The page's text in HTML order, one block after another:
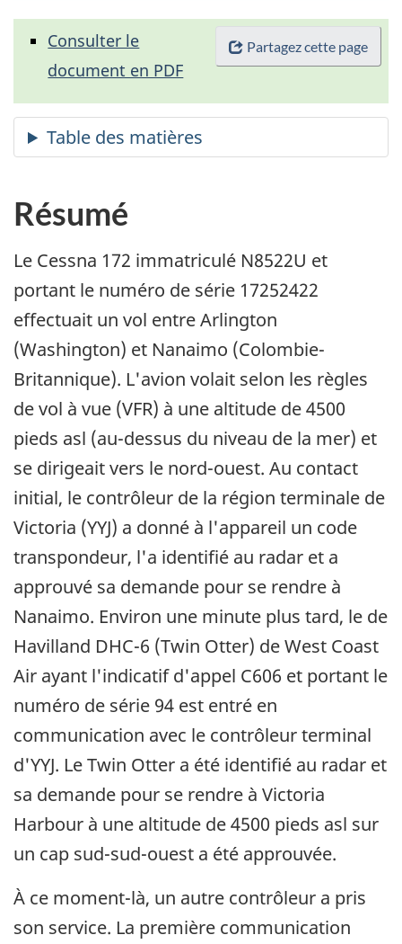
Partagez cette page
Consulter le
document en PDF
Résumé
Le Cessna 172 immatriculé N8522U et
portant le numéro de série 17252422
effectuait un vol entre Arlington
(Washington) et Nanaimo (Colombie-
Britannique). L'avion volait selon les règles
de vol à vue (VFR) à une altitude de 4500
pieds asl (au-dessus du niveau de la mer) et
se dirigeait vers le nord-ouest. Au contact
initial, le contrôleur de la région terminale de
Victoria (YYJ) a donné à l'appareil un code
transpondeur, l'a identifié au radar et a
approuvé sa demande pour se rendre à
Nanaimo. Environ une minute plus tard, le de
Havilland DHC-6 (Twin Otter) de West Coast
Air ayant l'indicatif d'appel C606 et portant le
numéro de série 94 est entré en
communication avec le contrôleur terminal
d'YYJ. Le Twin Otter a été identifié au radar et
sa demande pour se rendre à Victoria
Harbour à une altitude de 4500 pieds asl sur
un cap sud-sud-ouest a été approuvée.
À ce moment-là, un autre contrôleur a pris
son service. La première communication